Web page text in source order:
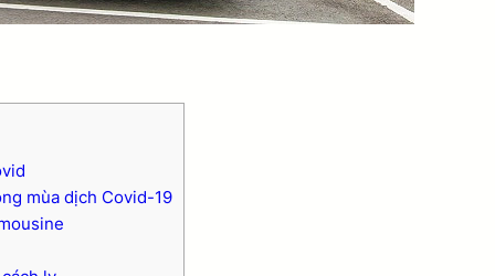
mùa dịch Covid-19